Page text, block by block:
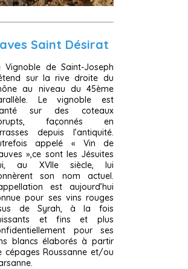
Saint Désirat
Vignoble de Saint-Joseph
sur la rive droite du
au niveau du 45ème
Le vignoble est
sur des coteaux
façonnés en
depuis l’antiquité.
appelé « Vin de
»,ce sont les Jésuites
au XVIIe siècle, lui
son nom actuel.
est aujourd’hui
pour ses vins rouges
de Syrah, à la fois
et fins et plus
pour ses
blancs élaborés à partir
cépages Roussanne et/ou